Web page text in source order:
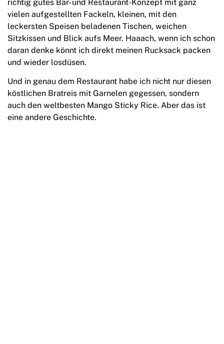
richtig gutes Bar- und Restaurant-Konzept mit ganz
vielen aufgestellten Fackeln, kleinen, mit den
leckersten Speisen beladenen Tischen, weichen
Sitzkissen und Blick aufs Meer. Haaach, wenn ich schon
daran denke könnt ich direkt meinen Rucksack packen
und wieder losdüsen.
Und in genau dem Restaurant habe ich nicht nur diesen
köstlichen Bratreis mit Garnelen gegessen, sondern
auch den weltbesten Mango Sticky Rice. Aber das ist
eine andere Geschichte.